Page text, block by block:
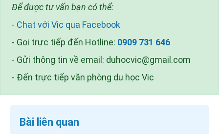
Để được tư vấn bạn có thể:
- Chat với Vic qua Facebook
- Gọi trực tiếp đến Hotline: 0909 731 646
- Gửi thông tin về email: duhocvic@gmail.com
- Đến trực tiếp văn phòng du học Vic
Bài liên quan